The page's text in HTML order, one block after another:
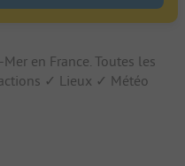
en France. Toutes les
✓ Lieux ✓ Météo